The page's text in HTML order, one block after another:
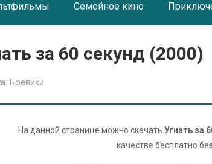
Семейное кино
за 60 секунд (2000)
Боевики
На данной странице можно скачать Угнать за
качестве бесплатно